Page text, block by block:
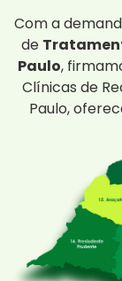
Com a
de
Paulo,
Clínicas de
Paulo,